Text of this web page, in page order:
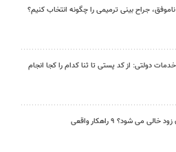
جراح بینی ترمیمی را چگونه انتخاب کنیم؟
خدمات دولتی: از کد پستی تا ثنا کدام را کجا انجام
می شود؟ ۹ راهکار واقعی